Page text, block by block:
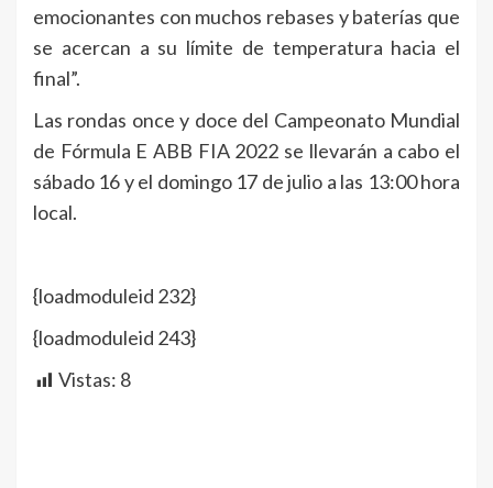
emocionantes con muchos rebases y baterías que
se acercan a su límite de temperatura hacia el
final”.
Las rondas once y doce del Campeonato Mundial
de Fórmula E ABB FIA 2022 se llevarán a cabo el
sábado 16 y el domingo 17 de julio a las 13:00 hora
local.
{loadmoduleid 232}
{loadmoduleid 243}
Vistas: 8